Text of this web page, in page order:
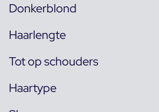
Donkerblond
Haarlengte
Tot op schouders
Haartype